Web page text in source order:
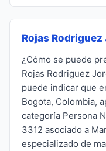
Rojas
¿Cómo se puede
Rojas Rodriguez
puede indicar que
Bogota, Colombia,
categoría Persona
3312 asociado a
especializado de